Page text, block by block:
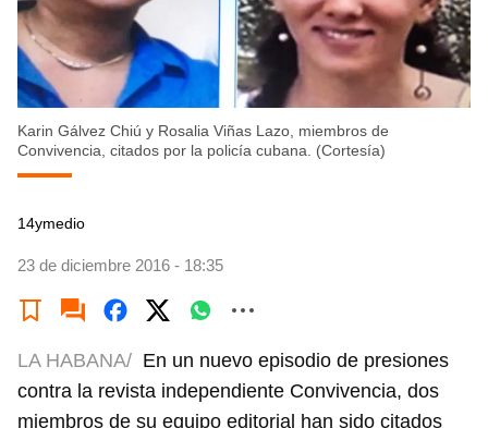
Karin Gálvez Chiú y Rosalia Viñas Lazo, miembros de
Convivencia, citados por la policía cubana. (Cortesía)
14ymedio
23 de diciembre 2016 - 18:35
LA HABANA/ En un nuevo episodio de presiones
contra la revista independiente Convivencia, dos
miembros de su equipo editorial han sido citados